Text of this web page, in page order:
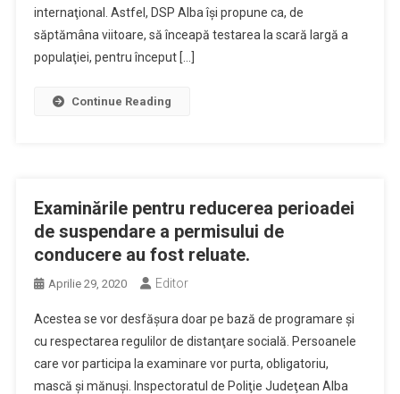
internaţional. Astfel, DSP Alba îşi propune ca, de
săptămâna viitoare, să înceapă testarea la scară largă a
populaţiei, pentru început […]
Continue Reading
Examinările pentru reducerea perioadei
de suspendare a permisului de
conducere au fost reluate.
Aprilie 29, 2020 Editor
Acestea se vor desfăşura doar pe bază de programare şi
cu respectarea regulilor de distanţare socială. Persoanele
care vor participa la examinare vor purta, obligatoriu,
mască şi mănuşi. Inspectoratul de Poliţie Judeţean Alba